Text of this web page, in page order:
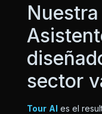
sector
Tour AI es el